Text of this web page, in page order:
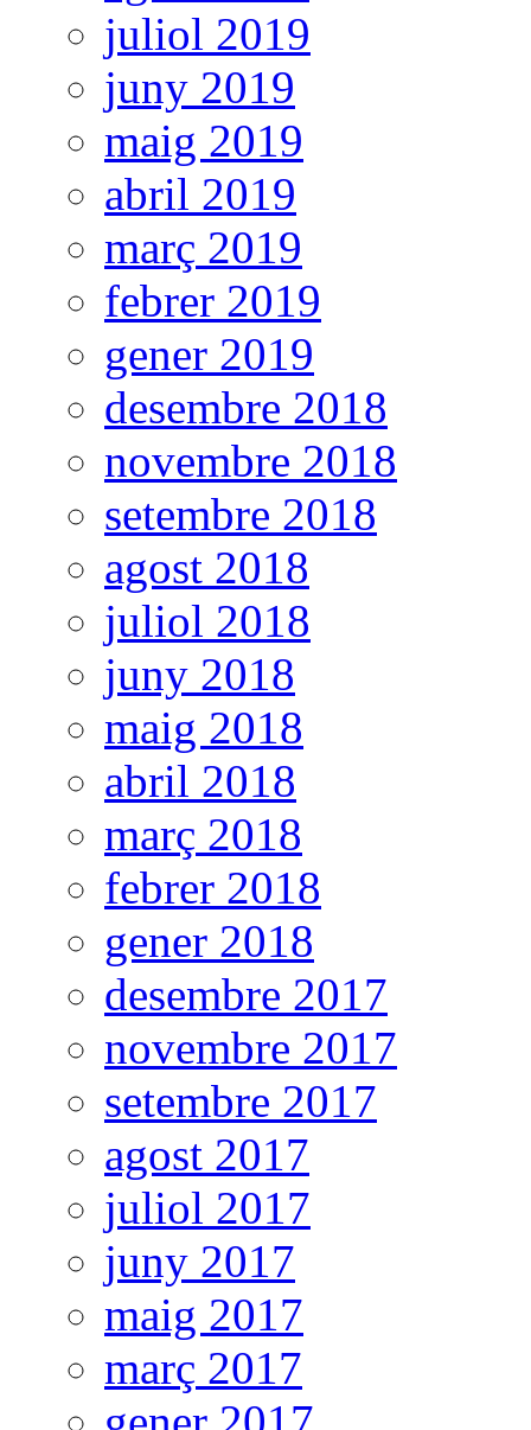
juliol 2019
juny 2019
maig 2019
abril 2019
març 2019
febrer 2019
gener 2019
desembre 2018
novembre 2018
setembre 2018
agost 2018
juliol 2018
juny 2018
maig 2018
abril 2018
març 2018
febrer 2018
gener 2018
desembre 2017
novembre 2017
setembre 2017
agost 2017
juliol 2017
juny 2017
maig 2017
març 2017